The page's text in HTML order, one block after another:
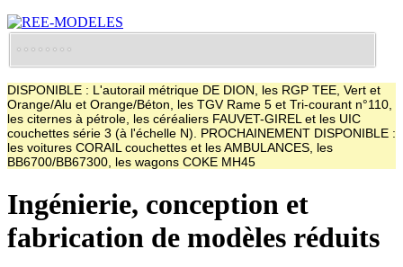
DISPONIBLE : L'autorail métrique DE DION, les RGP TEE, Vert et
Orange/Alu et Orange/Béton, les TGV Rame 5 et Tri-courant n°110,
les citernes à pétrole, les céréaliers FAUVET-GIREL et les UIC
couchettes série 3 (à l'échelle N). PROCHAINEMENT DISPONIBLE :
les voitures CORAIL couchettes et les AMBULANCES, les
BB6700/BB67300, les wagons COKE MH45
Ingénierie, conception et
fabrication de modèles réduits